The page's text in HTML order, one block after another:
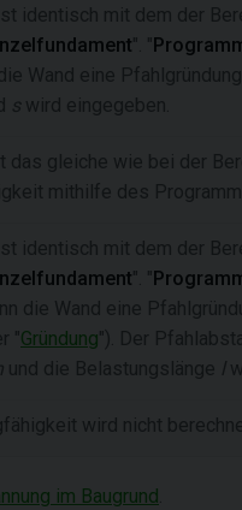
identisch mit dem der
". "
Wand eine
s wird eingegeben.
das gleiche wie bei der
mithilfe des
identisch mit dem der
". "
die Wand eine
"Gründung"). Der
und die Belastungslänge l
wird nicht
im Baugrund